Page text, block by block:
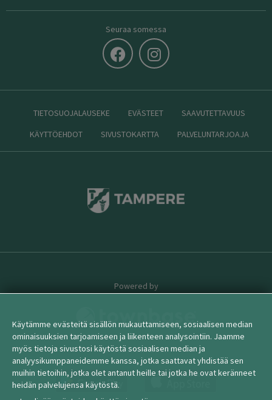
Seuraa somessa
TIETOSUOJALAUSEKE EVÄSTEET
SAAVUTETTAVUUS
KÄYTTÖEHDOT
SIVUSTOKARTTA PALVELUNTARJOAJA
Powered by
© 2026 townbase
Käytämme evästeitä sisällön mukauttamiseen, sosiaalisen median
ominaisuuksien tarjoamiseen ja liikenteen analysointiin. Jaamme
myös tietoja sivustosi käytöstä sosiaalisen median ja
analyysikumppaneidemme kanssa, jotka saattavat yhdistää sen
muihin tietoihin, jotka olet antanut heille tai jotka he ovat keränneet
heidän palvelujensa käytöstä.